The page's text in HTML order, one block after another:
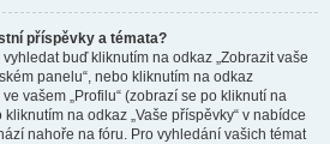
příspěvky a témata?
buď kliknutím na odkaz „Zobrazit vaše
panelu“, nebo kliknutím na odkaz
vašem „Profilu“ (zobrazí se po kliknutí na
na odkaz „Vaše příspěvky“ v nabídce
nahoře na fóru. Pro vyhledání vašich témat